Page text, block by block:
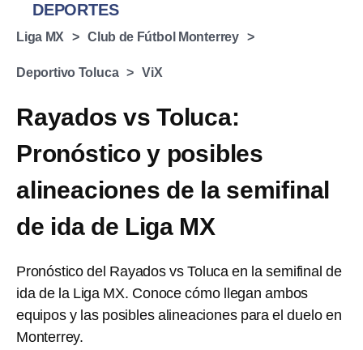
DEPORTES
Liga MX Club de Fútbol Monterrey
Deportivo Toluca ViX
Rayados vs Toluca:
Pronóstico y posibles
alineaciones de la semifinal
de ida de Liga MX
Pronóstico del Rayados vs Toluca en la semifinal de
ida de la Liga MX. Conoce cómo llegan ambos
equipos y las posibles alineaciones para el duelo en
Monterrey.